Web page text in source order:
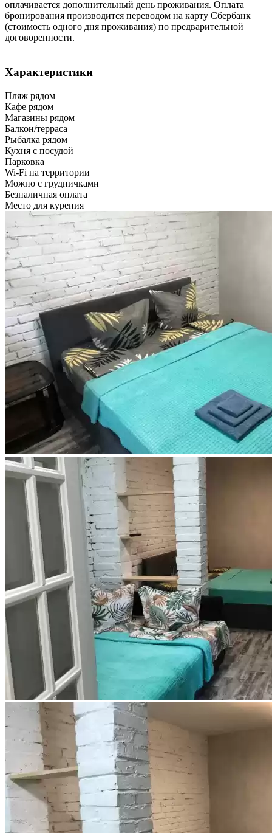
оплачивается дополнительный день проживания. Оплата
бронирования производится переводом на карту Сбербанк
(стоимость одного дня проживания) по предварительной
договоренности.
Характеристики
Пляж рядом
Кафе рядом
Магазины рядом
Балкон/терраса
Рыбалка рядом
Кухня с посудой
Парковка
Wi-Fi на территории
Можно с грудничками
Безналичная оплата
Место для курения